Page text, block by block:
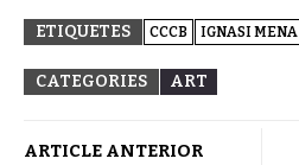
ETIQUETES CCCB IGNASI MENA
CATEGORIES ART
ARTICLE ANTERIOR